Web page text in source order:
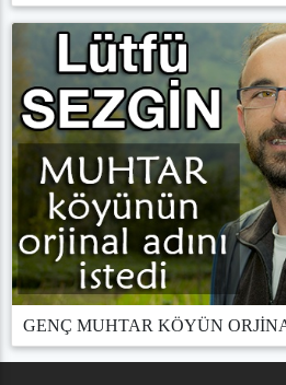
GENÇ MUHTAR KÖYÜN